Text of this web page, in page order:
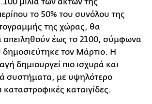
το 50% του συνόλου της
της χώρας, θα
απειληθούν έως το 2100, σύμφωνα
δημοσιεύτηκε τον Μάρτιο. Η
δημιουργεί πιο ισχυρά και
συστήματα, με υψηλότερο
καταστροφικές καταιγίδες.